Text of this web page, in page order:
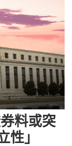
料或突
性」